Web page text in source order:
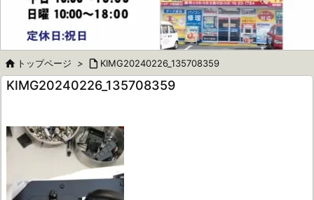

 トップページ >  KIMG20240226_135708359
KIMG20240226_135708359